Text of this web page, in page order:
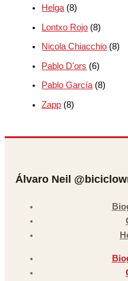
Helga (8)
Lontxo Rojo (8)
Nicola Chiacchio (8)
Pablo D'ors (6)
Pablo García(8)
Zapp (8)
Álvaro Neil